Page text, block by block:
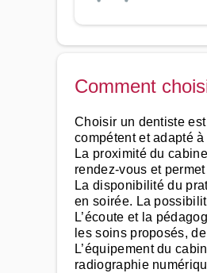
Comment
Choisir un dentiste
compétent et adapté
La proximité du
rendez-vous et
La disponibilité du
en soirée. La
L’écoute et la
les soins proposés,
L’équipement du
radiographie